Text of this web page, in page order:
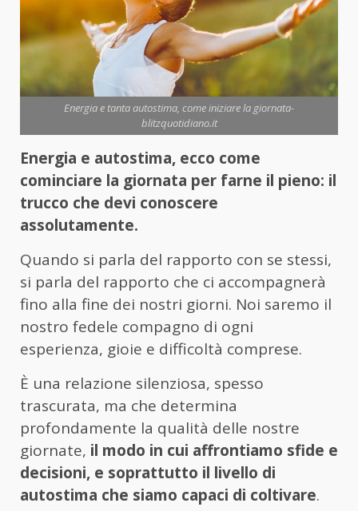
Energia e tanta autostima, come iniziare la giornata-
blitzquotidiano.it
Energia e autostima, ecco come
cominciare la giornata per farne il pieno: il
trucco che devi conoscere
assolutamente.
Quando si parla del rapporto con se stessi,
si parla del rapporto che ci accompagnerà
fino alla fine dei nostri giorni. Noi saremo il
nostro fedele compagno di ogni
esperienza, gioie e difficoltà comprese.
È una relazione silenziosa, spesso
trascurata, ma che determina
profondamente la qualità delle nostre
giornate, il modo in cui affrontiamo sfide e
decisioni, e soprattutto il livello di
autostima che siamo capaci di coltivare.